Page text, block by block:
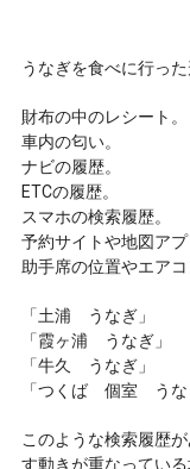
うなぎを食べに行っ
財布の中のレシート。
車内の匂い。
ナビの履歴。
ETCの履歴。
スマホの検索履歴。
予約サイトや地図アプ
助手席の位置やエア
「土浦 うなぎ」
「霞ヶ浦 うなぎ」
「牛久 うなぎ」
「つくば 個室 うな
このような検索履歴
す動きが重なってい